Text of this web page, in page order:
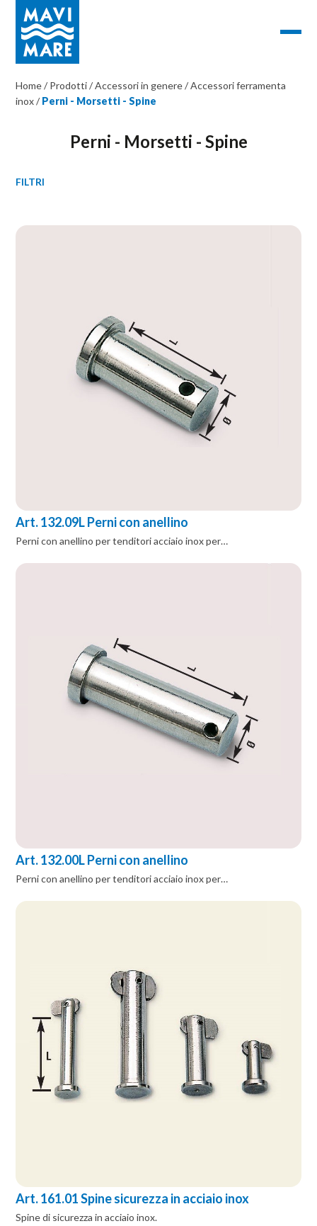
Home/ Prodotti/Accessori in genere/Accessori ferramenta
inox/ Perni - Morsetti - Spine
Perni - Morsetti - Spine
FILTRI
Art. 132.09L Perni con anellino
Perni con anellino per tenditori acciaio inox per…
Art. 132.00L Perni con anellino
Perni con anellino per tenditori acciaio inox per…
Art. 161.01 Spine sicurezza in acciaio inox
Spine di sicurezza in acciaio inox.